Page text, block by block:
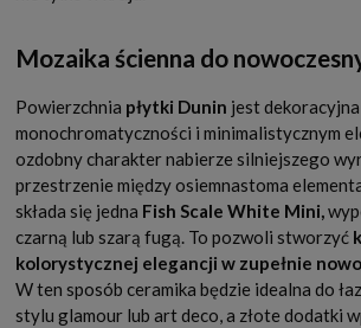
Mozaika ścienna do
Powierzchnia płytki Dunin jest
monochromatyczności i minimalistycznym
ozdobny charakter nabierze silniejszego
przestrzenie między osiemnastoma
składa się jedna Fish Scale White Mini,
czarną lub szarą fugą. To pozwoli stworzyć
kolorystycznej elegancji w zupełnie
W ten sposób ceramika będzie idealna do
stylu glamour lub art deco, a złote dodatki